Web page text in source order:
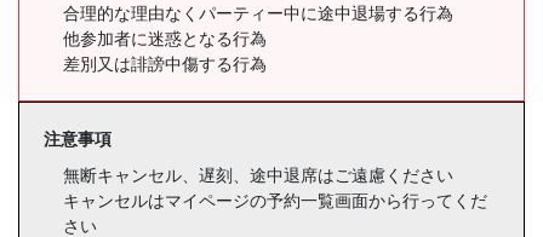
合理的な理由なくパーティー中に途中退場する行為
他参加者に迷惑となる行為
差別又は誹謗中傷する行為
注意事項
無断キャンセル、遅刻、途中退席はご遠慮ください
キャンセルはマイページの予約一覧画面から行ってくだ
さい